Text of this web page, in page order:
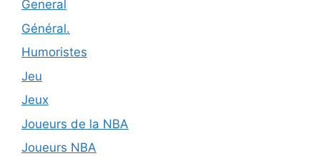
General
Général.
Humoristes
Jeu
Jeux
Joueurs de la NBA
Joueurs NBA